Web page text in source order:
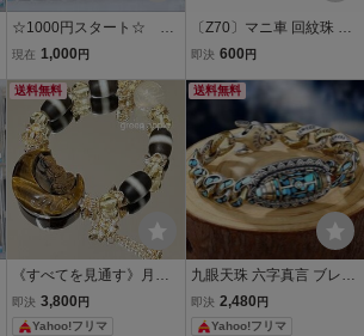
☆1000円スタート☆ メ
ンズ用 皮ベルト 30本
ト まとめて
現在 1,000 円
〔Z70〕マニ車 回紋珠 天
珠 テラヘルツ 1粒 Terahe
即決 600 円
送料無料
《すべてを見通す》月と
観音菩薩様（タイガーア
イ〉と線天珠のブレスレ
即決 3,800 円
Yahoo!フリマ
送料無料
九眼天珠 六字真言 ブレス
レット シルバー ブルー 人
気ブレス メンズ レディー
即決 2,480 円
Yahoo!フリマ